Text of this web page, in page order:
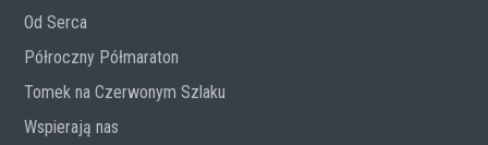
Od Serca
Półroczny Półmaraton
Tomek na Czerwonym Szlaku
Wspierają nas